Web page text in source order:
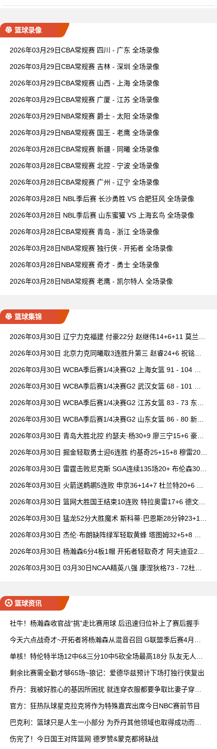
篮球录像
2026年03月29日CBA常规赛 四川 - 广东 全场录像
2026年03月29日CBA常规赛 吉林 - 深圳 全场录像
2026年03月29日CBA常规赛 山西 - 上海 全场录像
2026年03月29日CBA常规赛 广厦 - 江苏 全场录像
2026年03月29日NBA常规赛 爵士 - 太阳 全场录像
2026年03月29日NBA常规赛 国王 - 老鹰 全场录像
2026年03月28日CBA常规赛 新疆 - 同曦 全场录像
2026年03月28日CBA常规赛 北控 - 宁波 全场录像
2026年03月28日CBA常规赛 广州 - 辽宁 全场录像
2026年03月28日 NBL季后赛 长沙勇胜 VS 合肥狂风 全场录像
2026年03月28日 NBL季后赛 山东蜜獾 VS 上海玄鸟 全场录像
2026年03月28日CBA常规赛 青岛 - 浙江 全场录像
2026年03月28日NBA常规赛 独行侠 - 开拓者 全场录像
2026年03月28日NBA常规赛 奇才 - 勇士 全场录像
2026年03月28日NBA常规赛 老鹰 - 凯尔特人 全场录像
篮球集锦
2026年03月30日 辽宁力克福建 付豪22分 赵继伟14+6+11 莫兰德
2026年03月30日 北京力克同曦取3连胜升第三 赵睿24+6 祝铭震1
2026年03月30日 WCBA季后赛1/4决赛G2 上海女篮 91 - 104 四
2026年03月30日 WCBA季后赛1/4决赛G2 武汉女篮 68 - 101 山
2026年03月30日 WCBA季后赛1/4决赛G2 江苏女篮 83 - 73 东莞
2026年03月30日 WCBA季后赛1/4决赛G2 山东女篮 86 - 80 新疆
2026年03月30日 青岛大胜北控 约瑟夫·杨30+9 廖三宁15+6 豪斯
2026年03月30日 掘金轻取勇士迎6连胜 约基奇25+15+8 穆雷20+
2026年03月30日 雷霆击败尼克斯 SGA连续135场20+ 布伦森30分
2026年03月30日 火箭送鹈鹕5连败 申京36+14+7 杜兰特20+6 锡
2026年03月30日 篮网大胜国王结束10连败 特拉奥雷17+6 德文·
2026年03月30日 猛龙52分大胜魔术 斯科蒂·巴恩斯28分钟23+15
2026年03月30日 杰伦·布朗缺阵绿军轻取黄蜂 塔图姆32+5+8 普
2026年03月30日 杨瀚森6分4板1帽 开拓者轻取奇才 阿夫迪亚20+
2026年03月30日 03月30日NCAA精英八强 康涅狄格73 - 72杜克
篮球资讯
社牛！杨瀚森收官战“挑”走比赛用球 后迅速归位补上了赛后握手
今天六点战奇才~开拓者将杨瀚森从混音召回 G联盟季后赛4月开
单核！特伦特半场12中6&三分10中5砍全场最高18分 队友无人上
剩余比赛需全勤才够65场~狼记：爱德华兹预计下场打独行侠复出
乔丹：我被好胜心的基因所困扰 就连穿衣服都要争取比妻子穿得
官方：狂热队球星克拉克将作为特殊嘉宾出席今日NBC赛前节目
巴克利：篮球只是人生一小部分 为乔丹其他领域也取得成功而自
伤完了！今日国王对阵篮网 德罗赞&蒙克都将缺战